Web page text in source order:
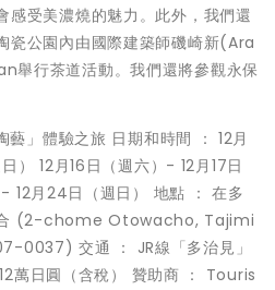
感受美濃燒的魅力。此外，我們還
瓷公園內由國際建築師磯崎新(Ara
行茶道活動。我們還將參觀永保
」體驗之旅 日期和時間 ： 12月
） 12月16日（週六）- 12月17日
- 12月24日（週日） 地點 ： 在多
合 (2-chome Otowacho, Tajimi
交通 ： JR線「多治見」
萬日圓（含稅） 贊助商 ： Touris